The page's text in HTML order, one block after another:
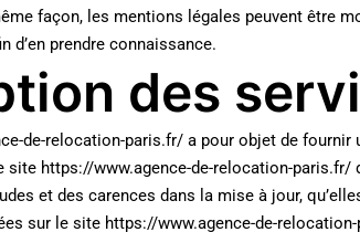
façon, les mentions légales peuvent être
d’en prendre connaissance.
des
de-relocation-paris.fr/ a pour objet de
site https://www.agence-de-relocation-
et des carences dans la mise à jour,
sur le site https://www.agence-de-